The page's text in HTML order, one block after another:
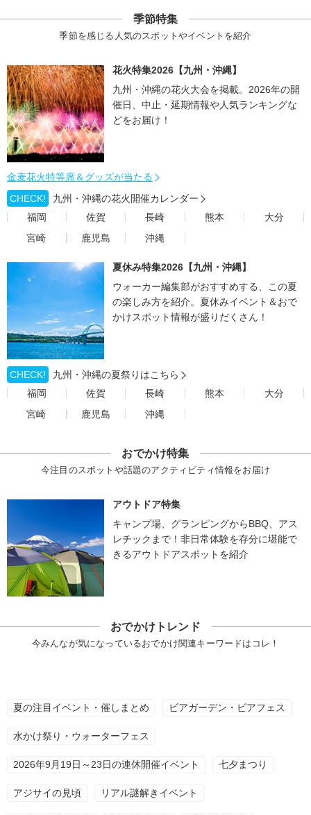
季節特集
季節を感じる人気のスポットやイベントを紹介
花火特集2026【九州・沖縄】
九州・沖縄の花火大会を掲載。2026年の開
催日、中止・延期情報や人気ランキングな
どをお届け！
金麦花火特等席＆グッズが当たる
CHECK!
九州・沖縄の花火開催カレンダー
福岡
佐賀 長崎 熊本
大分
宮崎
鹿児島 沖縄
夏休み特集2026【九州・沖縄】
ウォーカー編集部がおすすめする、この夏
の楽しみ方を紹介。夏休みイベント＆おで
かけスポット情報が盛りだくさん！
CHECK!
九州・沖縄の夏祭りはこちら
福岡
佐賀 長崎 熊本
大分
宮崎
鹿児島 沖縄
おでかけ特集
今注目のスポットや話題のアクティビティ情報をお届け
アウトドア特集
キャンプ場、グランピングからBBQ、アス
レチックまで！非日常体験を存分に堪能で
きるアウトドアスポットを紹介
おでかけトレンド
今みんなが気になっているおでかけ関連キーワードはコレ！
夏の注目イベント・催しまとめ ビアガーデン・ビアフェス
水かけ祭り・ウォーターフェス
2026年9月19日～23日の連休開催イベント 七夕まつり
アジサイの見頃 リアル謎解きイベント